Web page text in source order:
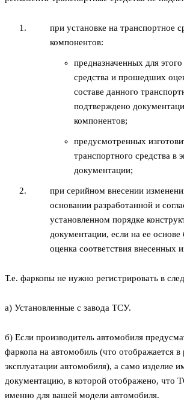
при установке на транспортное
компонентов:
предназначенных для
средства и прошедших
составе данного
подтверждено
компонентов;
предусмотренных
транспортного средства в
документации;
при серийном внесении
основании разработанной и
установленном порядке
документации, если на ее
оценка соответствия внесенных
Т.е. фаркопы не нужно регистрировать в
а) Установленные с завода ТСУ.
б) Если производитель автомобиля
фаркопа на автомобиль (что отображается в
эксплуатации автомобиля), а само изделие
документацию, в которой отображено, что
именно для вашей модели автомобиля.